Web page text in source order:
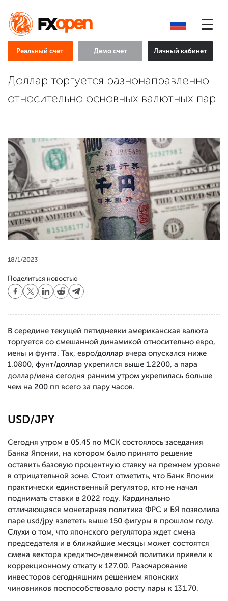
Реальный счет Демо счет Личный кабинет
Доллар торгуется разнонаправленно
относительно основных валютных пар
18/1/2023
Поделиться новостью
В середине текущей пятидневки американская валюта
торгуется со смешанной динамикой относительно евро,
иены и фунта. Так, евро/доллар вчера опускался ниже
1.0800, фунт/доллар укрепился выше 1.2200, а пара
доллар/иена сегодня ранним утром укрепилась больше
чем на 200 пп всего за пару часов.
USD/JPY
Сегодня утром в 05.45 по МСК состоялось заседания
Банка Японии, на котором было принято решение
оставить базовую процентную ставку на прежнем уровне
в отрицательной зоне. Стоит отметить, что Банк Японии
практически единственный регулятор, кто не начал
поднимать ставки в 2022 году. Кардинально
отличающаяся монетарная политика ФРС и БЯ позволила
паре usd/jpy взлететь выше 150 фигуры в прошлом году.
Слухи о том, что японского регулятора ждет смена
председателя и в ближайшие месяцы может состоятся
смена вектора кредитно-денежной политики привели к
коррекционному откату к 127.00. Разочарование
инвесторов сегодняшним решением японских
чиновников поспособствовало росту пары к 131.70.